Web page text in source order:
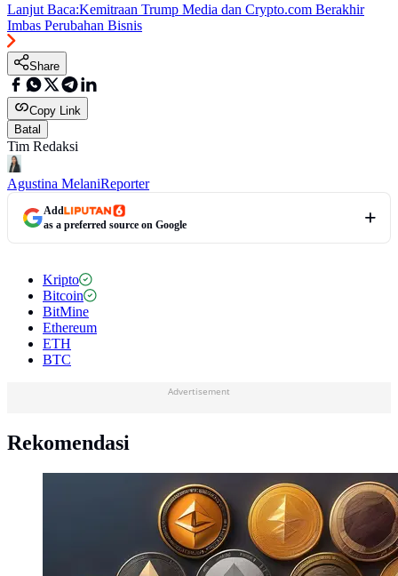
Lanjut Baca:Kemitraan Trump Media dan Crypto.com Berakhir
Imbas Perubahan Bisnis
Share
Copy Link
Batal
Tim Redaksi
Agustina MelaniReporter
Add
as a preferred source on Google
Kripto
Bitcoin
BitMine
Ethereum
ETH
BTC
Advertisement
Rekomendasi